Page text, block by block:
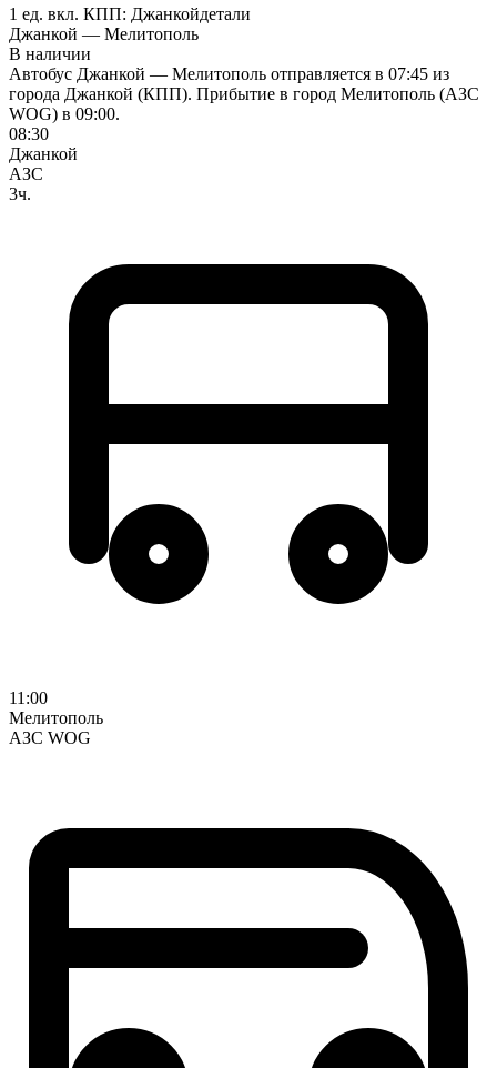
1 ед. вкл. КПП: Джанкойдетали
Джанкой — Мелитополь
В наличии
Автобус Джанкой — Мелитополь отправляется в 07:45 из
города Джанкой (КПП). Прибытие в город Мелитополь (АЗС
WOG) в 09:00.
08:30
Джанкой
АЗС
3ч.
11:00
Мелитополь
АЗС WOG